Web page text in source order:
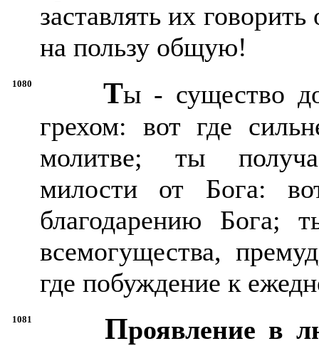
заставлять их
на пользу общую!
1080 Ты - существо
грехом: вот где
молитве; ты
милости от Бога:
благодарению Бога;
всемогущества,
где побуждение к
1081 Проявление в